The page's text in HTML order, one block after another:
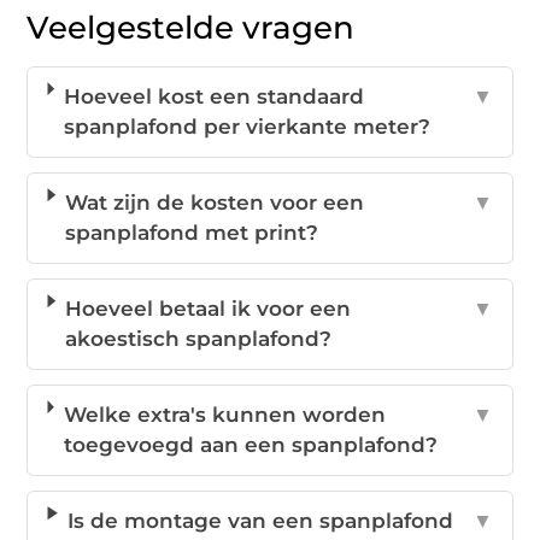
Veelgestelde vragen
Hoeveel kost een standaard
spanplafond per vierkante meter?
▼
Wat zijn de kosten voor een
spanplafond met print?
▼
Hoeveel betaal ik voor een
akoestisch spanplafond?
▼
Welke extra's kunnen worden
toegevoegd aan een spanplafond?
▼
Is de montage van een spanplafond
▼